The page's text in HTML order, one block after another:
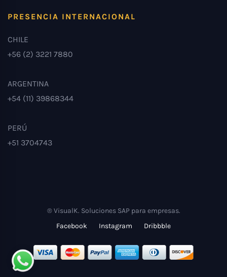
PRESENCIA INTERNACIONAL
CHILE
+56 (2) 3221 7880
ARGENTINA
+54 (11) 39868344
PERÚ
+51 3704743
® VisualK. Soluciones SAP para empresas.
Facebook
Instagram Dribbble